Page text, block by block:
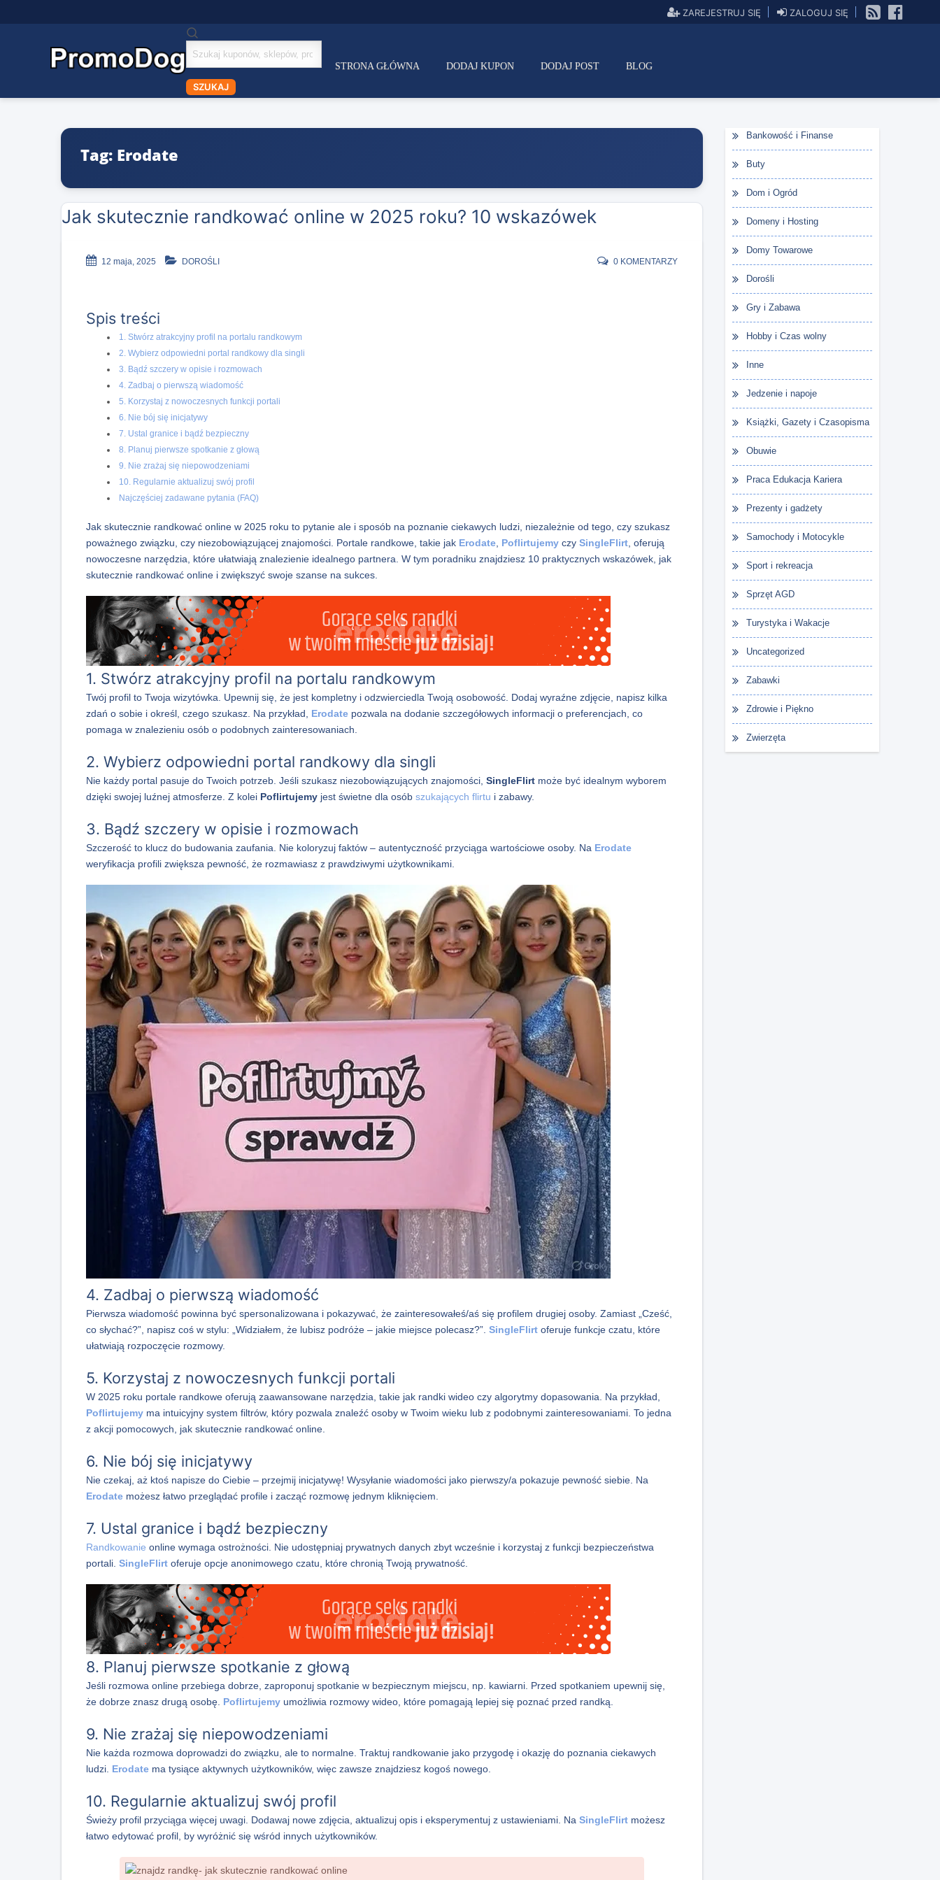
ZAREJESTRUJ SIĘ
ZALOGUJ SIĘ
Szukaj
kuponów
SZUKAJ
STRONA GŁÓWNA DODAJ KUPON DODAJ POST BLOG
Tag: Erodate
Jak skutecznie randkować online w 2025 roku? 10 wskazówek
12 maja, 2025 DOROŚLI 0 KOMENTARZY
Spis treści
1. Stwórz atrakcyjny profil na portalu randkowym
2. Wybierz odpowiedni portal randkowy dla singli
3. Bądź szczery w opisie i rozmowach
4. Zadbaj o pierwszą wiadomość
5. Korzystaj z nowoczesnych funkcji portali
6. Nie bój się inicjatywy
7. Ustal granice i bądź bezpieczny
8. Planuj pierwsze spotkanie z głową
9. Nie zrażaj się niepowodzeniami
10. Regularnie aktualizuj swój profil
Najczęściej zadawane pytania (FAQ)
Jak skutecznie randkować online w 2025 roku to pytanie ale i sposób na poznanie ciekawych ludzi, niezależnie od tego, czy szukasz
poważnego związku, czy niezobowiązującej znajomości. Portale randkowe, takie jak Erodate Poflirtujemy czy SingleFlirt , oferują
nowoczesne narzędzia, które ułatwiają znalezienie idealnego partnera. W tym poradniku znajdziesz 10 praktycznych wskazówek, jak
skutecznie randkować online i zwiększyć swoje szanse na sukces.
1. Stwórz atrakcyjny profil na portalu randkowym
Twój profil to Twoja wizytówka. Upewnij się, że jest kompletny i odzwierciedla Twoją osobowość. Dodaj wyraźne zdjęcie, napisz kilka
zdań o sobie i określ, czego szukasz. Na przykład, Erodate pozwala na dodanie szczegółowych informacji o preferencjach, co
pomaga w znalezieniu osób o podobnych zainteresowaniach.
2. Wybierz odpowiedni portal randkowy dla singli
Nie każdy portal pasuje do Twoich potrzeb. Jeśli szukasz niezobowiązujących znajomości, SingleFlirt może być idealnym wyborem
dzięki swojej luźnej atmosferze. Z kolei Poflirtujemy jest świetne dla osób szukających flirtu i zabawy.
3. Bądź szczery w opisie i rozmowach
Szczerość to klucz do budowania zaufania. Nie koloryzuj faktów – autentyczność przyciąga wartościowe osoby. Na Erodate
weryfikacja profili zwiększa pewność, że rozmawiasz z prawdziwymi użytkownikami.
4. Zadbaj o pierwszą wiadomość
Pierwsza wiadomość powinna być spersonalizowana i pokazywać, że zainteresowałeś/aś się profilem drugiej osoby. Zamiast „Cześć,
co słychać?”, napisz coś w stylu: „Widziałem, że lubisz podróże – jakie miejsce polecasz?”. SingleFlirt oferuje funkcje czatu, które
ułatwiają rozpoczęcie rozmowy.
5. Korzystaj z nowoczesnych funkcji portali
W 2025 roku portale randkowe oferują zaawansowane narzędzia, takie jak randki wideo czy algorytmy dopasowania. Na przykład,
Poflirtujemy ma intuicyjny system filtrów, który pozwala znaleźć osoby w Twoim wieku lub z podobnymi zainteresowaniami. To jedna
z akcji pomocowych, jak skutecznie randkować online.
6. Nie bój się inicjatywy
Nie czekaj, aż ktoś napisze do Ciebie – przejmij inicjatywę! Wysyłanie wiadomości jako pierwszy/a pokazuje pewność siebie. Na
Erodate możesz łatwo przeglądać profile i zacząć rozmowę jednym kliknięciem.
7. Ustal granice i bądź bezpieczny
Randkowanie online wymaga ostrożności. Nie udostępniaj prywatnych danych zbyt wcześnie i korzystaj z funkcji bezpieczeństwa
portali. SingleFlirt oferuje opcje anonimowego czatu, które chronią Twoją prywatność.
8. Planuj pierwsze spotkanie z głową
Jeśli rozmowa online przebiega dobrze, zaproponuj spotkanie w bezpiecznym miejscu, np. kawiarni. Przed spotkaniem upewnij się,
że dobrze znasz drugą osobę. Poflirtujemy umożliwia rozmowy wideo, które pomagają lepiej się poznać przed randką.
9. Nie zrażaj się niepowodzeniami
Nie każda rozmowa doprowadzi do związku, ale to normalne. Traktuj randkowanie jako przygodę i okazję do poznania ciekawych
ludzi. Erodate ma tysiące aktywnych użytkowników, więc zawsze znajdziesz kogoś nowego.
10. Regularnie aktualizuj swój profil
Świeży profil przyciąga więcej uwagi. Dodawaj nowe zdjęcia, aktualizuj opis i eksperymentuj z ustawieniami. Na SingleFlirt możesz
łatwo edytować profil, by wyróżnić się wśród innych użytkowników.
Bankowość i Finanse
Buty
Dom i Ogród
Domeny i Hosting
Domy Towarowe
Dorośli
Gry i Zabawa
Hobby i Czas wolny
Inne
Jedzenie i napoje
Książki, Gazety i Czasopisma
Obuwie
Praca Edukacja Kariera
Prezenty i gadżety
Samochody i Motocykle
Sport i rekreacja
Sprzęt AGD
Turystyka i Wakacje
Uncategorized
Zabawki
Zdrowie i Piękno
Zwierzęta